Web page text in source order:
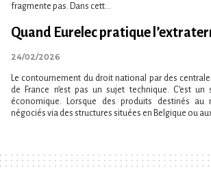
fragmente pas. Dans cett...
Quand Eurelec pratique
24/02/2026
Le contournement du droit national par des
de France n’est pas un sujet technique. C’est
économique. Lorsque des produits destinés au
négociés via des structures situées en Belgique ou aux